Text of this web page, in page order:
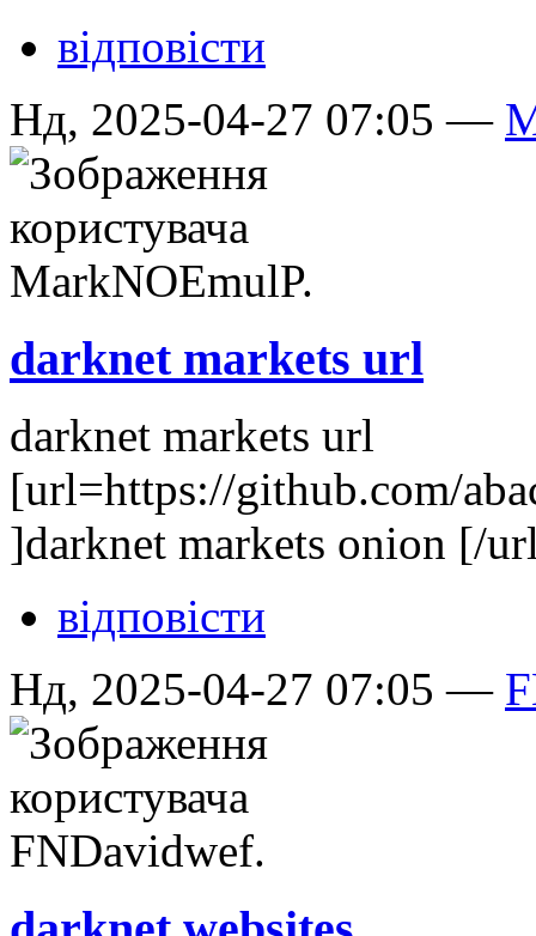
відповісти
Нд, 2025-04-27 07:05 —
darknet markets url
darknet markets url
[url=https://github.com/
]darknet markets onion [/
відповісти
Нд, 2025-04-27 07:05 —